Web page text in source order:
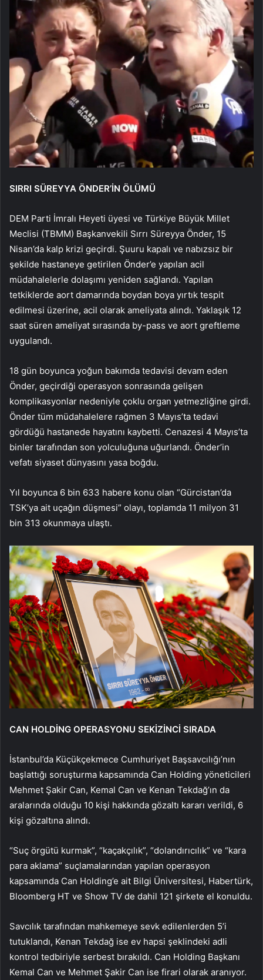
SIRRI SÜREYYA ÖNDER’İN ÖLÜMÜ
DEM Parti İmralı Heyeti üyesi ve Türkiye Büyük Millet
Meclisi (TBMM) Başkanvekili Sırrı Süreyya Önder, 15
Nisan’da kalp krizi geçirdi. Şuuru kapalı ve nabızsız bir
şekilde hastaneye getirilen Önder’e yapılan acil
müdahalelerle dolaşımı yeniden sağlandı. Yapılan
tetkiklerde aort damarında boydan boya yırtık tespit
edilmesi üzerine, acil olarak ameliyata alındı. Yaklaşık 12
saat süren ameliyat sırasında by-pass ve aort greftleme
uygulandı.
18 gün boyunca yoğun bakımda tedavisi devam eden
Önder, geçirdiği operasyon sonrasında gelişen
komplikasyonlar nedeniyle çoklu organ yetmezliğine girdi.
Önder tüm müdahalelere rağmen 3 Mayıs’ta tedavi
gördüğü hastanede hayatını kaybetti. Cenazesi 4 Mayıs’ta
binler tarafından son yolculuğuna uğurlandı. Önder’in
vefatı siyaset dünyasını yasa boğdu.
Yıl boyunca 6 bin 633 habere konu olan “Gürcistan’da
TSK’ya ait uçağın düşmesi” olayı, toplamda 11 milyon 31
bin 313 okunmaya ulaştı.
CAN HOLDİNG OPERASYONU SEKİZİNCİ SIRADA
İstanbul’da Küçükçekmece Cumhuriyet Başsavcılığı’nın
başlattığı soruşturma kapsamında Can Holding yöneticileri
Mehmet Şakir Can, Kemal Can ve Kenan Tekdağ’ın da
aralarında olduğu 10 kişi hakkında gözaltı kararı verildi, 6
kişi gözaltına alındı.
“Suç örgütü kurmak”, “kaçakçılık”, “dolandırıcılık” ve “kara
para aklama” suçlamalarından yapılan operasyon
kapsamında Can Holding’e ait Bilgi Üniversitesi, Habertürk,
Bloomberg HT ve Show TV de dahil 121 şirkete el konuldu.
Savcılık tarafından mahkemeye sevk edilenlerden 5’i
tutuklandı, Kenan Tekdağ ise ev hapsi şeklindeki adli
kontrol tedbiriyle serbest bırakıldı. Can Holding Başkanı
Kemal Can ve Mehmet Şakir Can ise firari olarak aranıyor.